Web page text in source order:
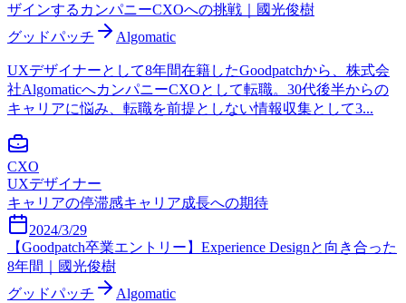
ザインするカンパニーCXOへの挑戦｜國光俊樹
グッドパッチ
Algomatic
UXデザイナーとして8年間在籍したGoodpatchから、株式会
社AlgomaticへカンパニーCXOとして転職。30代後半からの
キャリアに悩み、転職を前提としない情報収集として3...
CXO
UXデザイナー
キャリアの停滞感キャリア成長への期待
2024/3/29
【Goodpatch卒業エントリー】Experience Designと向き合った
8年間｜國光俊樹
グッドパッチ
Algomatic